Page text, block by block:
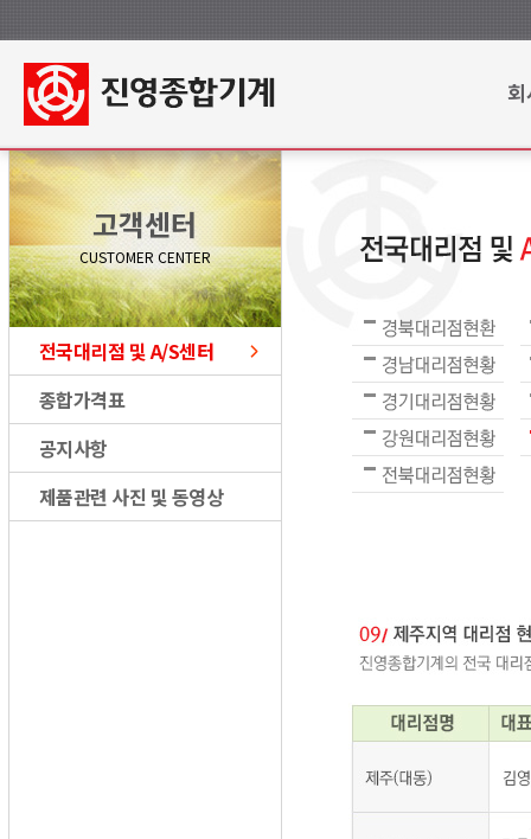
고객센터
CUSTOMER CENTER
전국대리점 및 A/S센터
종합가격표
공지사항
제품관련 사진 및 동영상